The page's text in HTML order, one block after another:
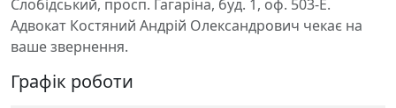
Слобідський, просп. Гагаріна, буд. 1, оф. 503-Е.
Адвокат Костяний Андрій Олександрович чекає на
ваше звернення.
Графік роботи